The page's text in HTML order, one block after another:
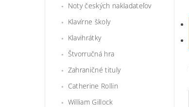
Noty českých nakladateľov
Klavírne školy
Klavihrátky
Štvorručná hra
Zahraničné tituly
Catherine Rollin
William Gillock